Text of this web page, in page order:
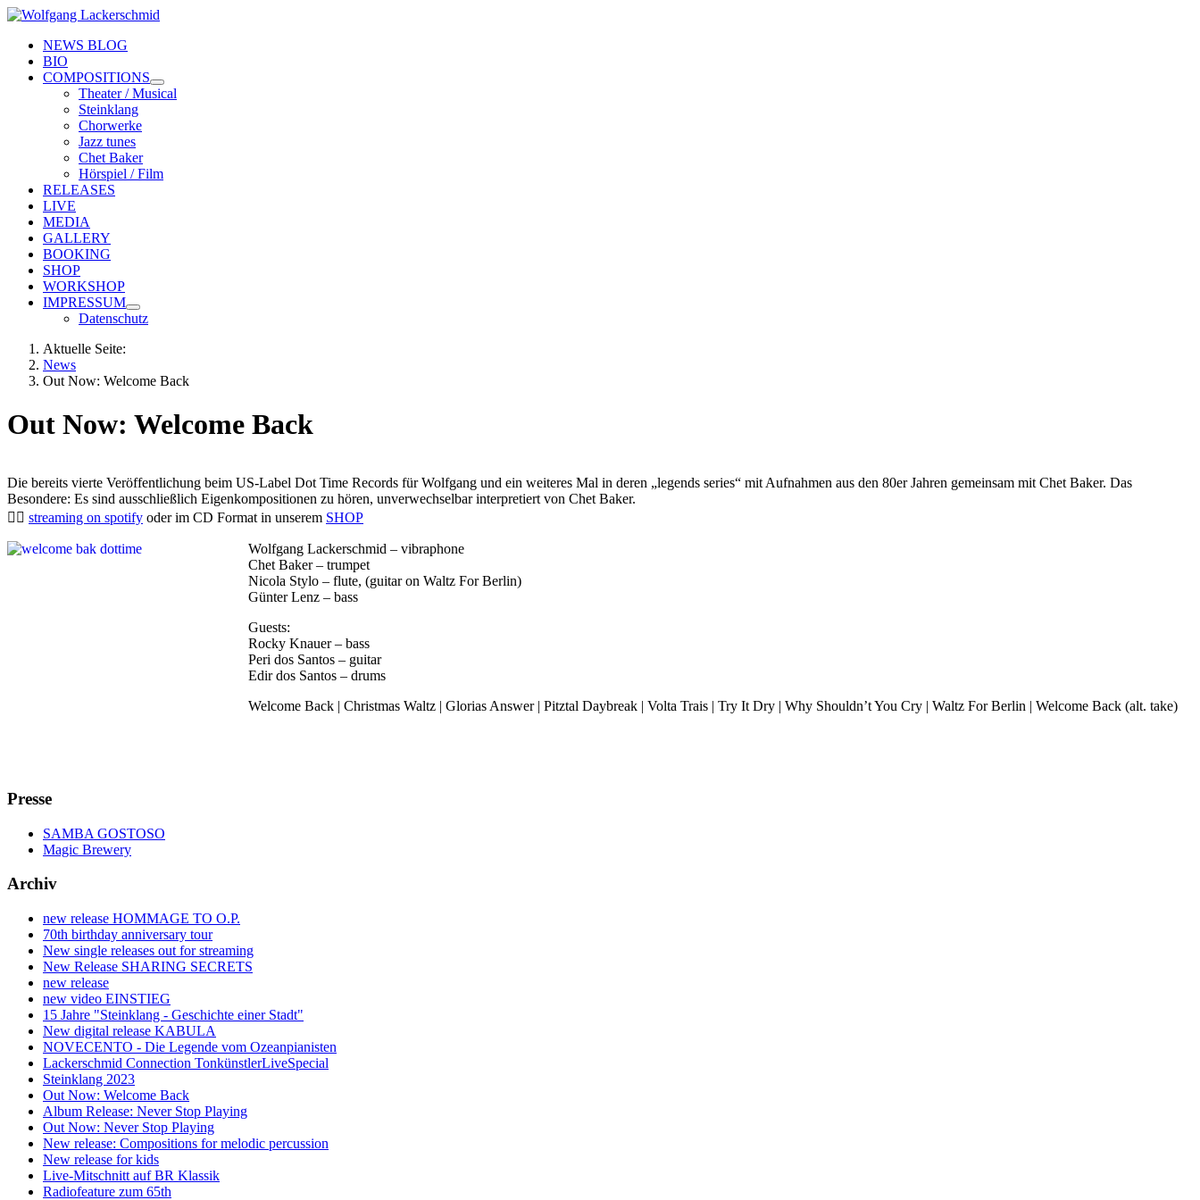
NEWS BLOG
BIO
COMPOSITIONS
Theater / Musical
Steinklang
Chorwerke
Jazz tunes
Chet Baker
Hörspiel / Film
RELEASES
LIVE
MEDIA
GALLERY
BOOKING
SHOP
WORKSHOP
IMPRESSUM
Datenschutz
Aktuelle Seite:
News
Out Now: Welcome Back
Out Now: Welcome Back
Die bereits vierte Veröffentlichung beim US-Label Dot Time Records für Wolfgang und ein weiteres Mal in deren „legends series“ mit Aufnahmen aus den 80er Jahren gemeinsam mit Chet Baker. Das
Besondere: Es sind ausschließlich Eigenkompositionen zu hören, unverwechselbar interpretiert von Chet Baker.
👉🏼 streaming on spotify oder im CD Format in unserem SHOP
Wolfgang Lackerschmid – vibraphone
Chet Baker – trumpet
Nicola Stylo – flute, (guitar on Waltz For Berlin)
Günter Lenz – bass
Guests:
Rocky Knauer – bass
Peri dos Santos – guitar
Edir dos Santos – drums
Welcome Back | Christmas Waltz | Glorias Answer | Pitztal Daybreak | Volta Trais | Try It Dry | Why Shouldn’t You Cry | Waltz For Berlin | Welcome Back (alt. take)
Presse
SAMBA GOSTOSO
Magic Brewery
Archiv
new release HOMMAGE TO O.P.
70th birthday anniversary tour
New single releases out for streaming
New Release SHARING SECRETS
new release
new video EINSTIEG
15 Jahre "Steinklang - Geschichte einer Stadt"
New digital release KABULA
NOVECENTO - Die Legende vom Ozeanpianisten
Lackerschmid Connection TonkünstlerLiveSpecial
Steinklang 2023
Out Now: Welcome Back
Album Release: Never Stop Playing
Out Now: Never Stop Playing
New release: Compositions for melodic percussion
New release for kids
Live-Mitschnitt auf BR Klassik
Radiofeature zum 65th